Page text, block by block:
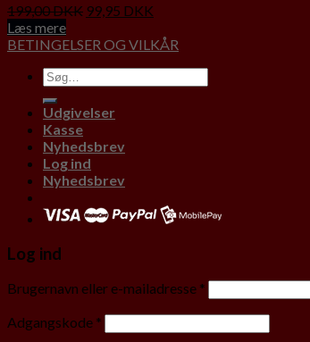
199,00DKK 99,95 DKK
Læs mere
BETINGELSER OG VILKÅR
Udgivelser
Kasse
Nyhedsbrev
Log ind
Nyhedsbrev
Log ind
Brugernavn eller e-mailadresse *
Adgangskode *